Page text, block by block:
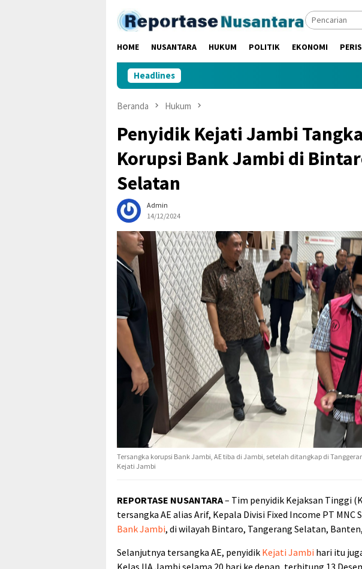
konten
HOME NUSANTARA HUKUM POLITIK EKONOMI
Headlines
Beranda Hukum
Penyidik Kejati Jambi
Korupsi Bank Jambi di
Selatan
Admin
14/12/2024
Tersangka korupsi Bank Jambi, AE tiba di Jambi, setelah ditangkap di
Kejati Jambi
REPORTASE NUSANTARA– Tim penyidik Kejaksan Tinggi
tersangka AE alias Arif, Kepala Divisi Fixed Income PT MNC
Bank Jambi, di wilayah Bintaro, Tangerang Selatan,
Selanjutnya tersangka AE, penyidik Kejati Jambi hari itu
Kelas IIA Jambi selama 20 hari ke depan, terhitung 13